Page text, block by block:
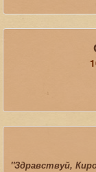
"Здравствуй,